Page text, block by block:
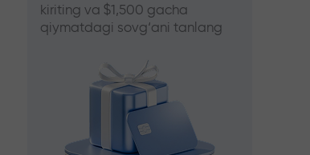
kiriting va $1,500 gacha
qiymatdagi sovg‘ani tanlang